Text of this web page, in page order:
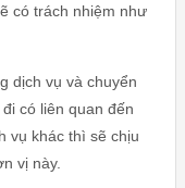
có trách nhiệm như
dịch vụ và chuyển
có liên quan đến
vụ khác thì sẽ chịu
vị này.